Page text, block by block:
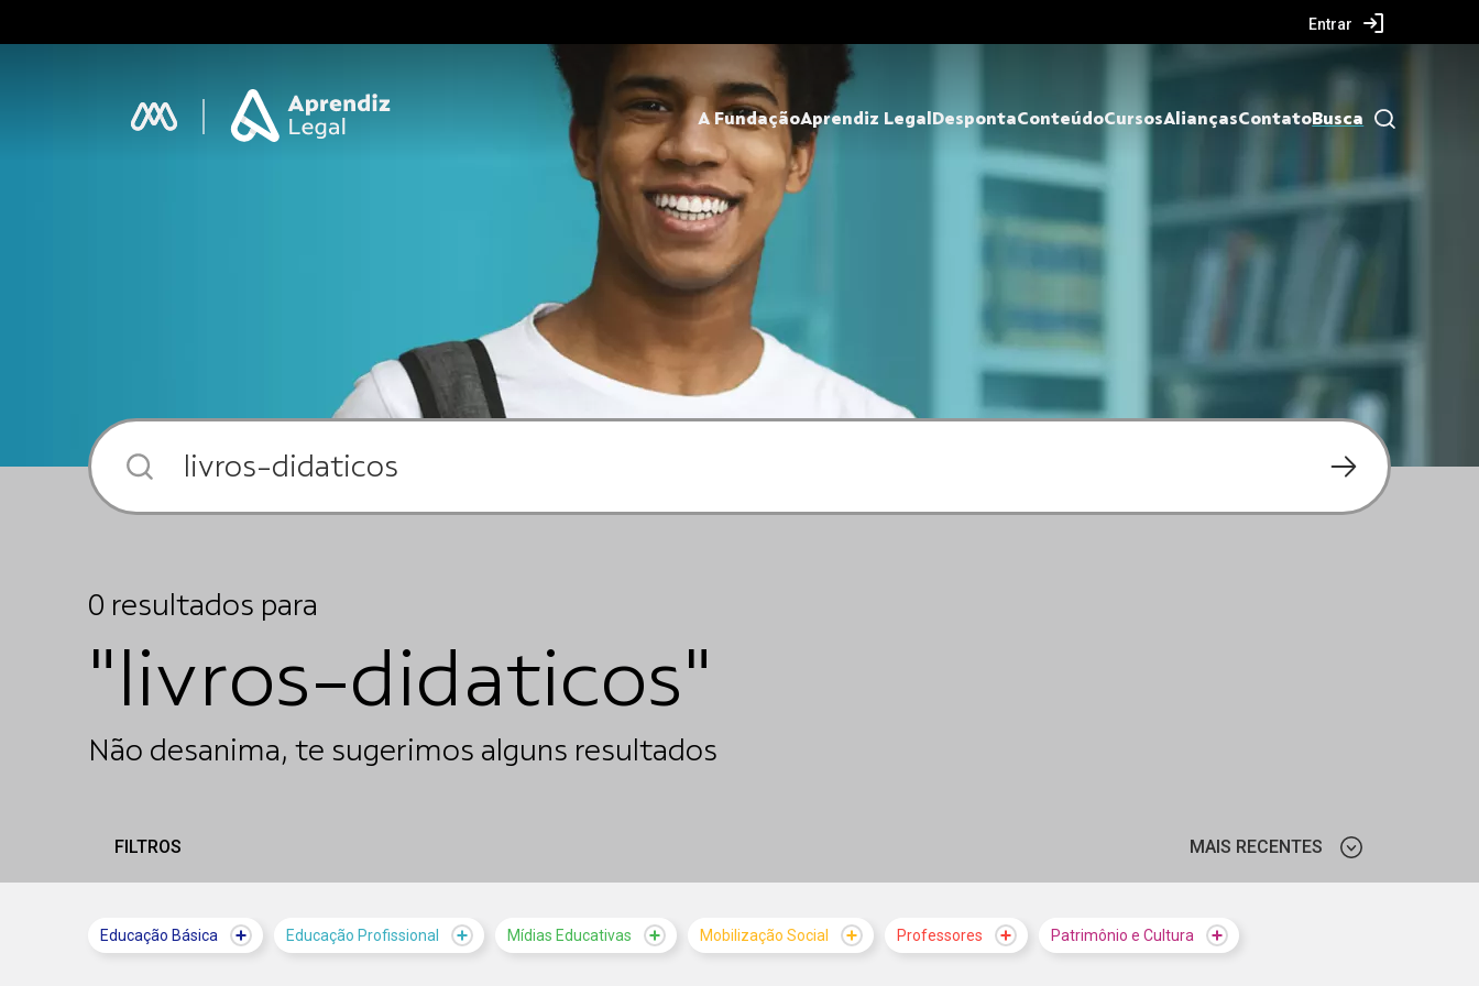
Entrar
A FundaçãoAprendiz Legal DespontaConteúdoCursosAliançasContatoBusca
0 resultados para
"livros-didaticos"
Não desanima, te sugerimos alguns resultados
FILTROS MAIS RECENTES
Educação Básica Educação Profissional Mídias Educativas Mobilização Social Professores Patrimônio e Cultura